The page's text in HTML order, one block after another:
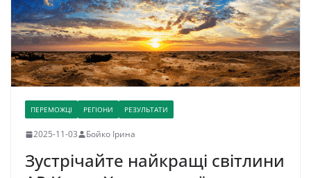
ПЕРЕМОЖЦІ РЕГІОНИ РЕЗУЛЬТАТИ
2025-11-03 Бойко Ірина
Зустрічайте найкращі світлини